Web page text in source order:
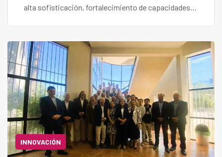
alta sofisticación, fortalecimiento de capacidades
INNOVACIÓN